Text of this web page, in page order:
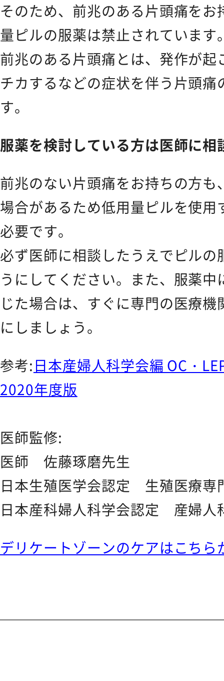
Body Careボディケア
NEWSお知らせ
SHOPPING GUIDE
FAQ
CONTACTお問い合わせ
そのため、前兆のある片頭痛を
量ピルの服薬は禁止されています
前兆のある片頭痛とは、発作が起
チカするなどの症状を伴う片頭痛
す。
服薬を検討している方は医師に相
前兆のない片頭痛をお持ちの方も
場合があるため低用量ピルを使用
必要です。
必ず医師に相談したうえでピルの
うにしてください。また、服薬
じた場合は、すぐに専門の医療
にしましょう。
参考: 日本産婦人科学会編 OC・
2020年度版
医師監修:
医師 佐藤琢磨先生
日本生殖医学会認定 生殖医療専
日本産科婦人科学会認定 産婦人
デリケートゾーンのケアはこちら